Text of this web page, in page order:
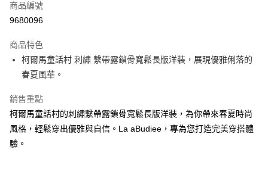
LINE Pay
悠遊付
ATM付款
貨到付款
運送方式
付款後全家純取貨
商品編號
9680096
商品特色
柯爾馬童話村 刺繡 繫帶露鎖骨寬鬆長版洋裝，展現優雅俐落的
春夏風華。
銷售重點
柯爾馬童話村的刺繡繫帶露鎖骨寬鬆長版洋裝，為你帶來春夏時尚
風格，輕鬆穿出優雅與自信。La aBudiee，專為您打造完美穿搭體
驗。